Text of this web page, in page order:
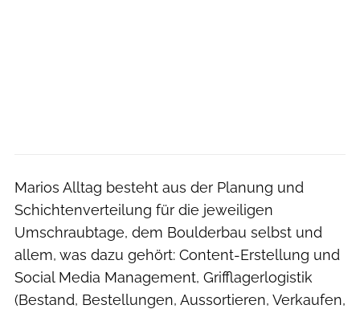
Marios Alltag besteht aus der Planung und
Schichtenverteilung für die jeweiligen
Umschraubtage, dem Boulderbau selbst und
allem, was dazu gehört: Content-Erstellung und
Social Media Management, Grifflagerlogistik
(Bestand, Bestellungen, Aussortieren, Verkaufen,